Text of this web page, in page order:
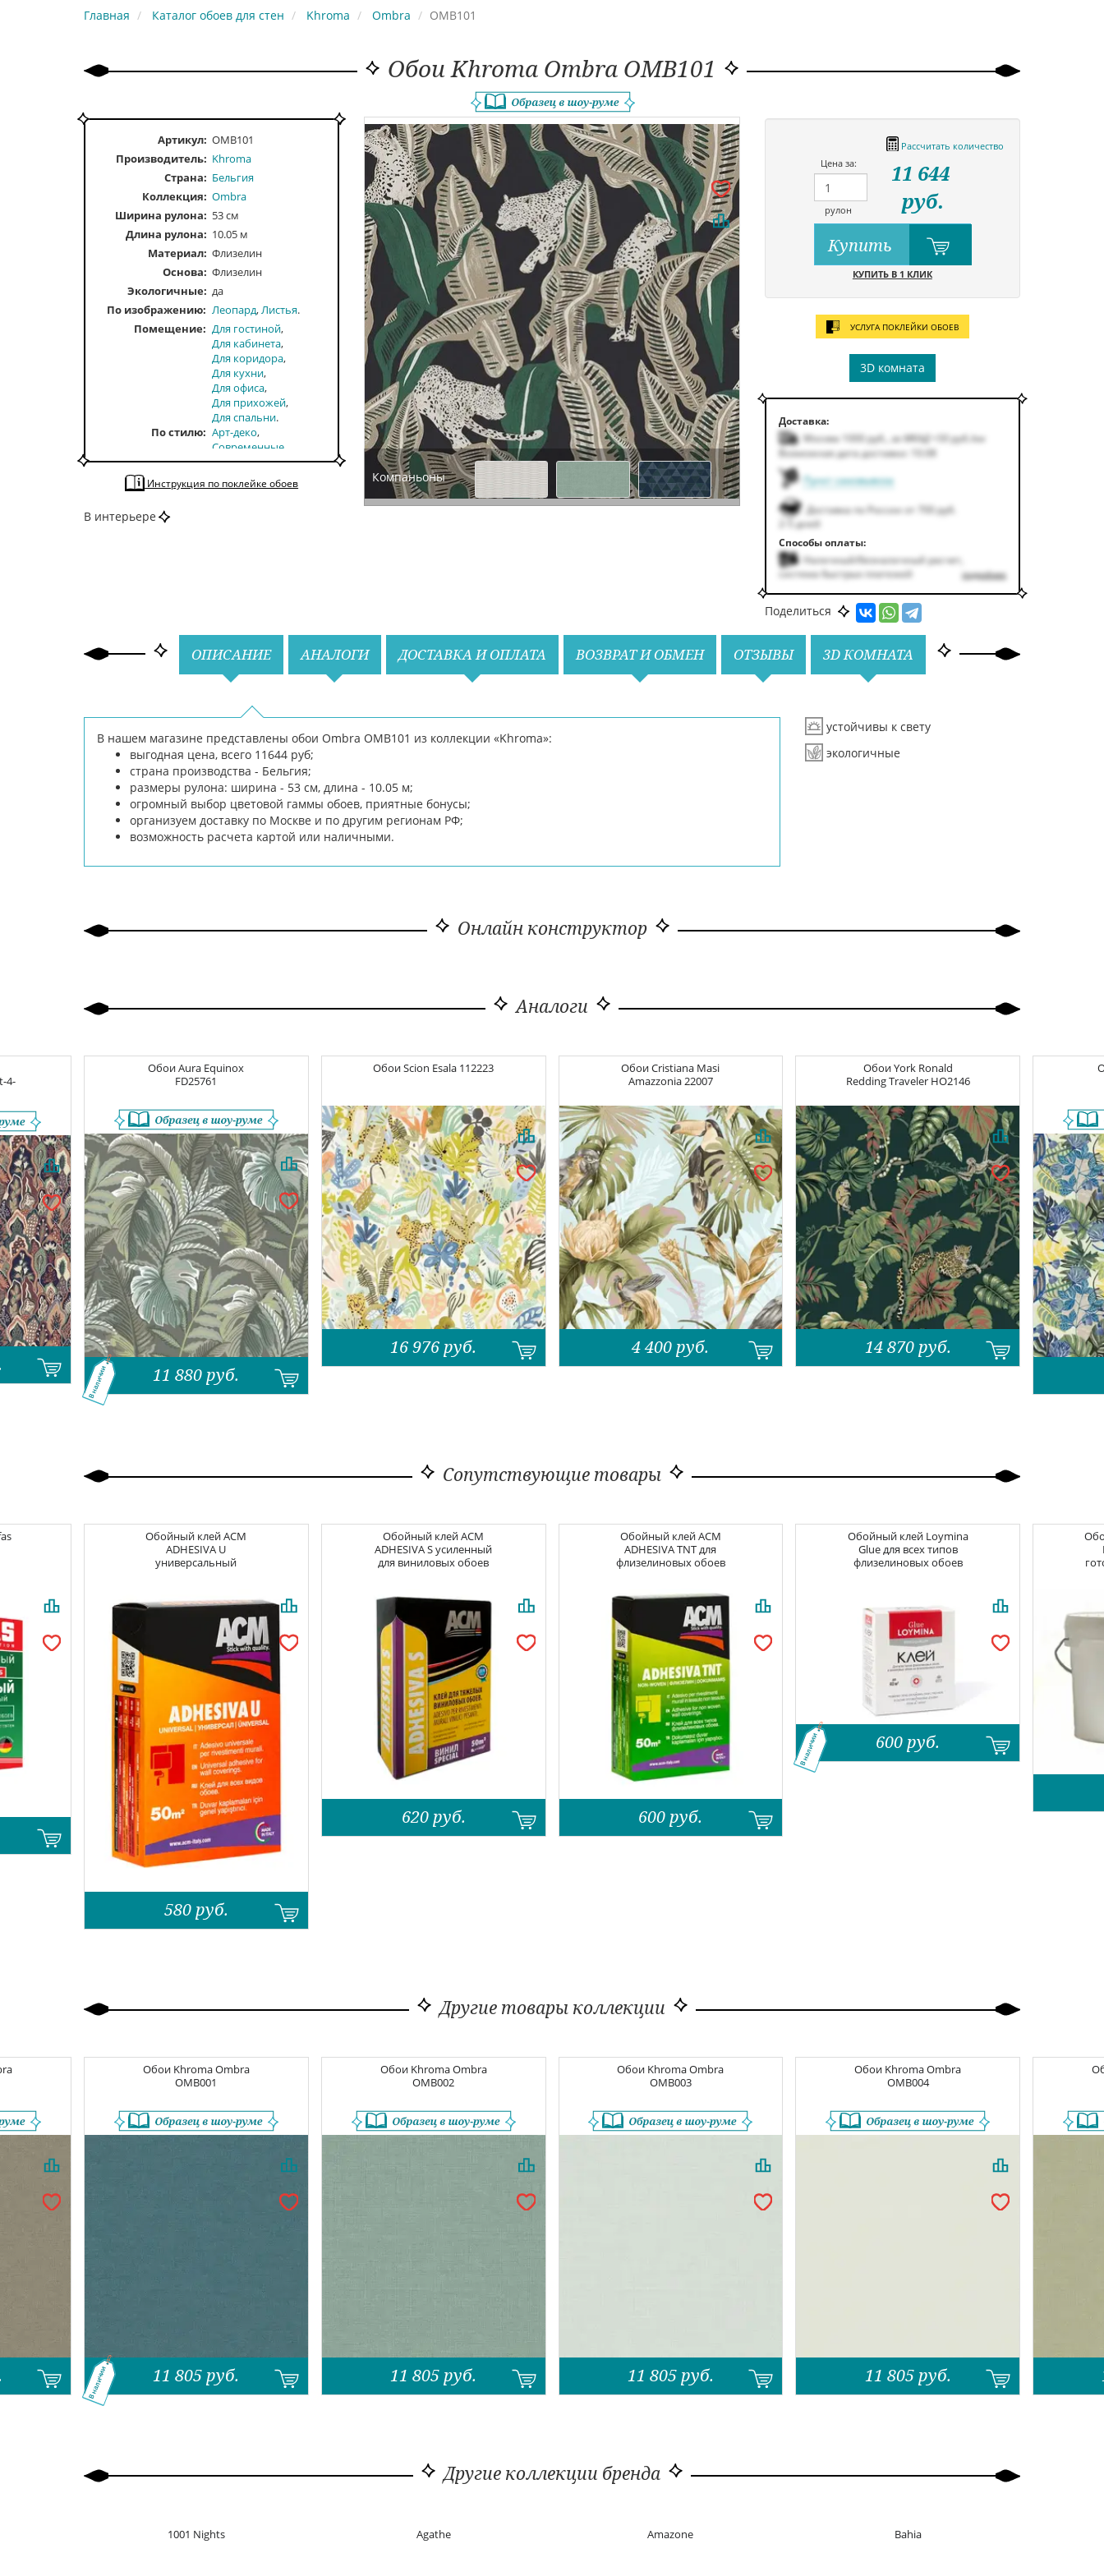
Главная Каталог обоев для стен Khroma Ombra OMB101
Обои Khroma Ombra OMB101
Компаньоны
Назад
Рассчитать количество
Цена за:
рулон
11 644
руб.
Купить
КУПИТЬ В 1 КЛИК
УСЛУГА ПОКЛЕЙКИ ОБОЕВ
3D комната
Доставка:
Москва 1000руб. за МКАД +50руб. /км
Возможная дата доставки: 10.08
Пункт самовывоза
Доставка по России от 700 руб.
2-5 дней
Способы оплаты:
Наличный/безналичный расчет,
система быстрых платежей
подробнее
Поделиться
Артикул: OMB101
Производитель: Khroma
Страна: Бельгия
Коллекция: Ombra
Ширина рулона: 53 см
Длина рулона: 10.05 м
Материал: Флизелин
Основа: Флизелин
Экологичные: да
По изображению
Леопард Листья
Помещение
Для гостиной
Для кабинета
Для коридора
Для кухни
Для офиса
Для прихожей
Для спальни
По стилю
Арт-деко
Современные
По типу Выделить стену
Гладкие
По тону Темные
По цвету
Инструкция по поклейке обоев
В интерьере
ОПИСАНИЕ АНАЛОГИ ДОСТАВКА И ОПЛАТА ВОЗВРАТ И ОБМЕН ОТЗЫВЫ 3D КОМНАТА
В нашем магазине представлены обои Ombra OMB101 из коллекции «Khroma»:
выгодная цена, всего 11644 руб;
страна производства - Бельгия;
размеры рулона: ширина - 53 см, длина - 10.05 м;
огромный выбор цветовой гаммы обоев, приятные бонусы;
организуем доставку по Москве и по другим регионам РФ;
возможность расчета картой или наличными.
устойчивы к свету
экологичные
Онлайн конструктор
Аналоги
4-
ОбоиAura Equinox
FD25761
11 880 руб.
В наличии
ОбоиScion Esala 112223
16 976 руб.
ОбоиCristiana Masi
Amazzonia22007
4 400 руб.
ОбоиYork Ronald
Redding Traveler HO2146
14 870 руб.
Сопутствующие товары
Обойный клейACM
ADHESIVA U
универсальный
580 руб.
Обойный клейACM
ADHESIVA S усиленный
для виниловых обоев
620 руб.
Обойный клейACM
ADHESIVA TNT для
флизелиновых обоев
600 руб.
Обойный клей Loymina
Glue для всех типов
флизелиновых обоев
600 руб.
В наличии
Другие товары коллекции
Обои Khroma Ombra
OMB001
11 805руб.
В наличии
Обои Khroma Ombra
OMB002
11 805руб.
Обои Khroma Ombra
OMB003
11 805руб.
Обои Khroma Ombra
OMB004
11 805руб.
Другие коллекции бренда
1001 Nights Agathe Amazone Bahia